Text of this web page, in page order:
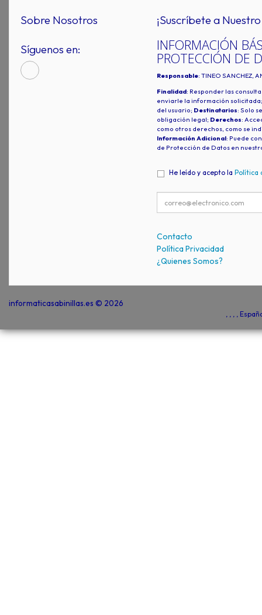
Sobre Nosotros
Síguenos en:
¡Suscríbete a
INFORMACIÓN
PROTECCIÓN DE
Responsable: TINEO SANCHEZ,
Finalidad: Responder las
enviarle la información
del usuario; Destinatarios: Solo
obligación legal; Derechos:
como otros derechos, como se
Información Adicional: Puede
de Protección de Datos en
He leído y acepto la Política
Contacto
Política Privacidad
¿Quienes Somos?
informaticasabinillas.es © 2026
, , , ,